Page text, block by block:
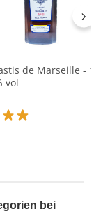
de Marseille - 1
vol
bei